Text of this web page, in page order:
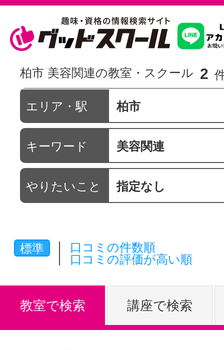
習いたいこ
スクールを
駅・路線か
通信講座を
体験レッス
やりたいこ
特集をみる
柏市 美容関連の教室・スクール 2
エリア・駅 柏市
キーワード 美容関連
やりたいこと 指定なし
標準
口コミの件数順
口コミの評価が高い順
教室で検索 講座で検索